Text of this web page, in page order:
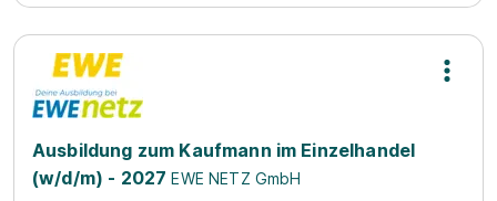
Ausbildung zum Kaufmann im Einzelhandel
(w/d/m) - 2027 EWE NETZ GmbH